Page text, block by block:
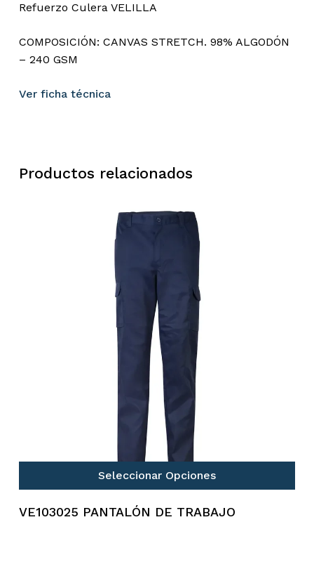
Refuerzo Culera VELILLA
COMPOSICIÓN: CANVAS STRETCH. 98% ALGODÓN
– 240 GSM
Ver ficha técnica
Productos relacionados
Seleccionar Opciones
VE103025 PANTALÓN DE TRABAJO